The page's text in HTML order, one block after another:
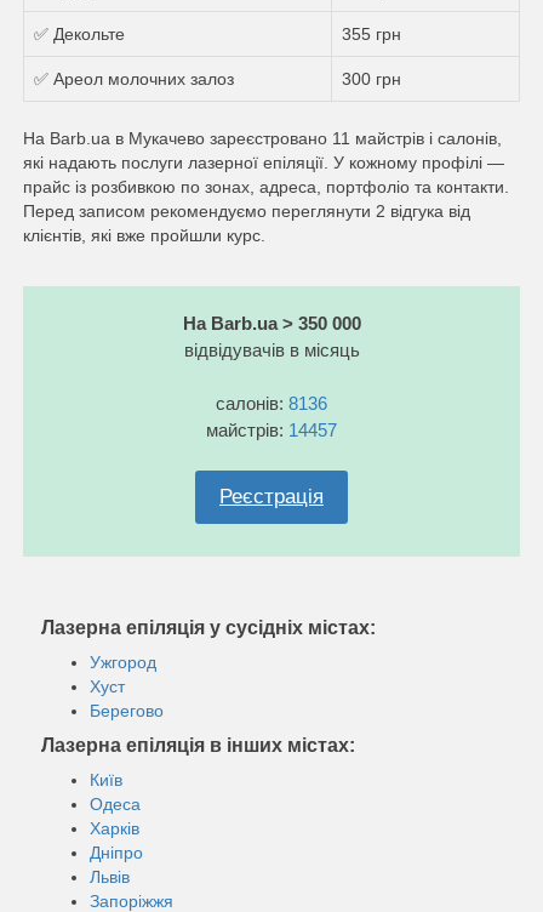
✅ Декольте 355 грн
✅ Ареол молочних залоз 300 грн
На Barb.ua в Мукачево зареєстровано 11 майстрів i салонів,
які надають послуги лазерної епіляції. У кожному профілі —
прайс із розбивкою по зонах, адреса, портфоліо та контакти.
Перед записом рекомендуємо переглянути 2 відгука від
клієнтів, які вже пройшли курс.
На Barb.ua > 350 000
відвідувачів в місяць
салонів: 8136
майстрів: 14457
Реєстрація
Лазерна епіляція у сусідніх містах:
Ужгород
Хуст
Берегово
Лазерна епіляція в інших містах:
Київ
Одеса
Харків
Дніпро
Львів
Запоріжжя